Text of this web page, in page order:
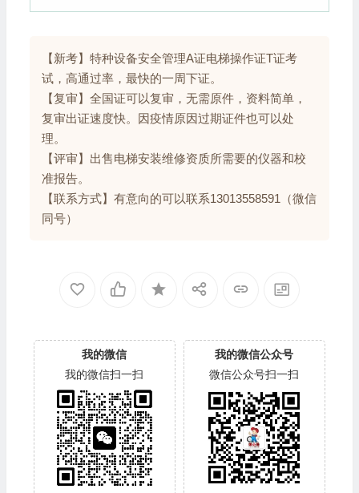
【新考】特种设备安全管理A证电梯操作证T证考
试，高通过率，最快的一周下证。
【复审】全国证可以复审，无需原件，资料简单，
复审出证速度快。因疫情原因过期证件也可以处
理。
【评审】出售电梯安装维修资质所需要的仪器和校
准报告。
【联系方式】有意向的可以联系13013558591（微信
同号）
我的微信
我的微信扫一扫
我的微信公众号
微信公众号扫一扫